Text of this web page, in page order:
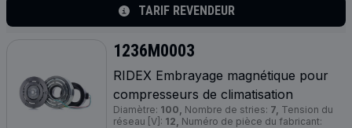
TARIF REVENDEUR
1236M0003
RIDEX Embrayage magnétique pour
compresseurs de climatisation
Diamètre: 100, Nombre de stries: 7, Tension du
réseau [V]: 12, Numéro de pièce du fabricant: